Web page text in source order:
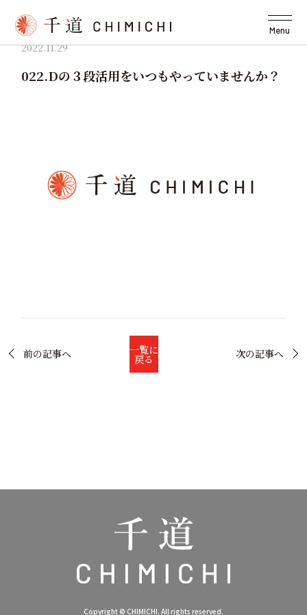
Menu
2022.11.29
022.Dの３段活用をいつもやっていませんか？
前の記事へ 一覧に
戻る 次の記事へ
Copyright © CHIMICHI. All rights reserved.